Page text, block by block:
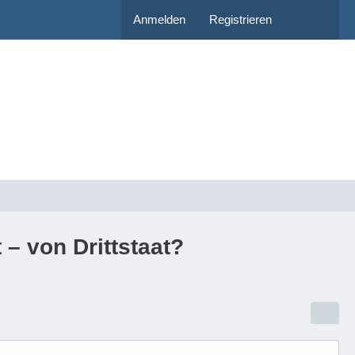
Anmelden Registrieren
von Drittstaat?